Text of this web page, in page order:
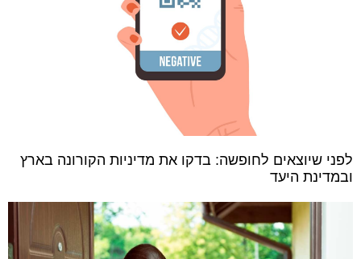
לפני שיוצאים לחופשה: בדקו את מדיניות הקורונה בארץ
ובמדינת היעד